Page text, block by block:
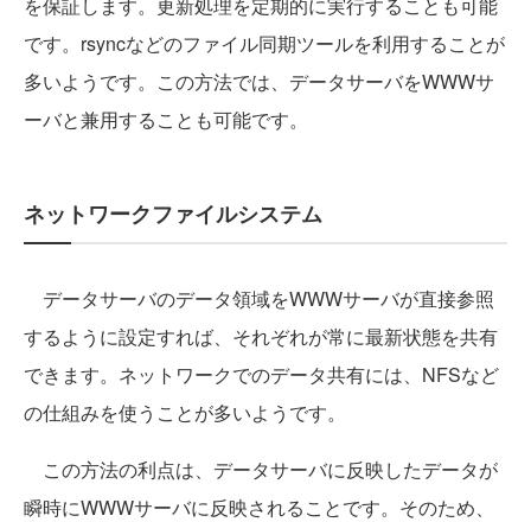
です。rsyncなどのファイル同期ツールを利用することが
多いようです。この方法では、データサーバをWWWサ
ーバと兼用することも可能です。
ネットワークファイルシステム
データサーバのデータ領域をWWWサーバが直接参照
するように設定すれば、それぞれが常に最新状態を共有
できます。ネットワークでのデータ共有には、NFSなど
の仕組みを使うことが多いようです。
この方法の利点は、データサーバに反映したデータが
瞬時にWWWサーバに反映されることです。そのため、